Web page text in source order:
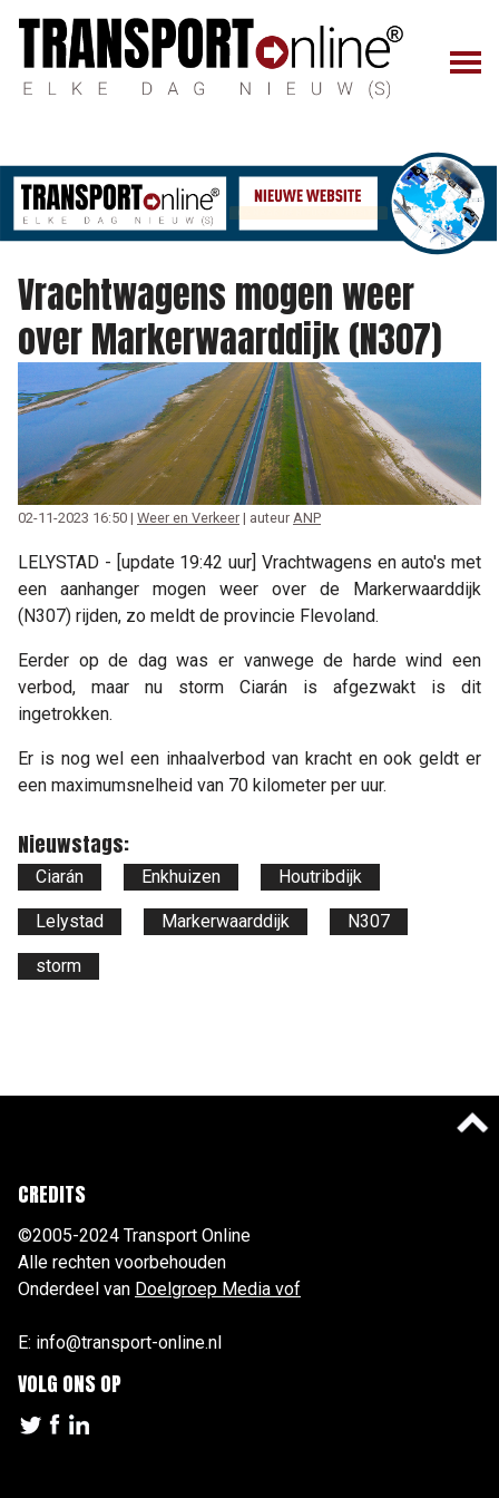
Vrachtwagens mogen weer
over Markerwaarddijk (N307)
02-11-2023 16:50 | Weer en Verkeer | auteur ANP
LELYSTAD - [update 19:42 uur] Vrachtwagens en auto's met
een aanhanger mogen weer over de Markerwaarddijk
(N307) rijden, zo meldt de provincie Flevoland.
Eerder op de dag was er vanwege de harde wind een
verbod, maar nu storm Ciarán is afgezwakt is dit
ingetrokken.
Er is nog wel een inhaalverbod van kracht en ook geldt er
een maximumsnelheid van 70 kilometer per uur.
Nieuwstags:
Ciarán Enkhuizen Houtribdijk
Lelystad Markerwaarddijk N307
storm
CREDITS
©2005-2024 Transport Online
Alle rechten voorbehouden
Onderdeel van Doelgroep Media vof
E: info@transport-online.nl
VOLG ONS OP